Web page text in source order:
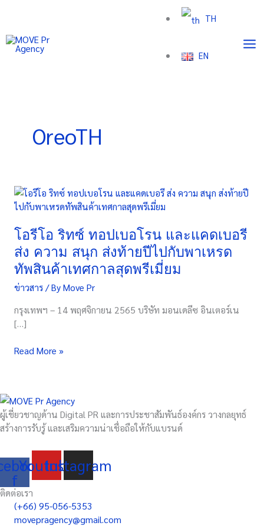
content
TH
EN
OreoTH
โอรีโอ ริทซ์ ทอปเบอโรน และแคดเบอรี
ส่ง ความ สนุก ส่งท้ายปีไปกับพาเหรด
ทัพสินค้าเทศกาลสุดพรีเมี่ยม
ข่าวสาร/ ByMove Pr
กรุงเทพฯ – 14 พฤศจิกายน 2565 บริษัท มอนเดลีซ อินเตอร์เน
[…]
โอ
รีโอ
ทอ
ปเบอ
โรน
และ
แคดเบ
ส่ง
ความ
ส่ง
ไป
กับ
พาเหรด
สินค้า
เทศกาล
สุด
พรี
เมี่
ยม
Read More »
ผู้เชี่ยวชาญด้าน Digital PR และการประชาสัมพันธ์องค์กร วางกลยุทธ์
สร้างการรับรู้ และเสริมความน่าเชื่อถือให้กับแบรนด์
f
Youtube
Instagram
ติดต่อเรา
(+66) 95-056-5353
movepragency@gmail.com